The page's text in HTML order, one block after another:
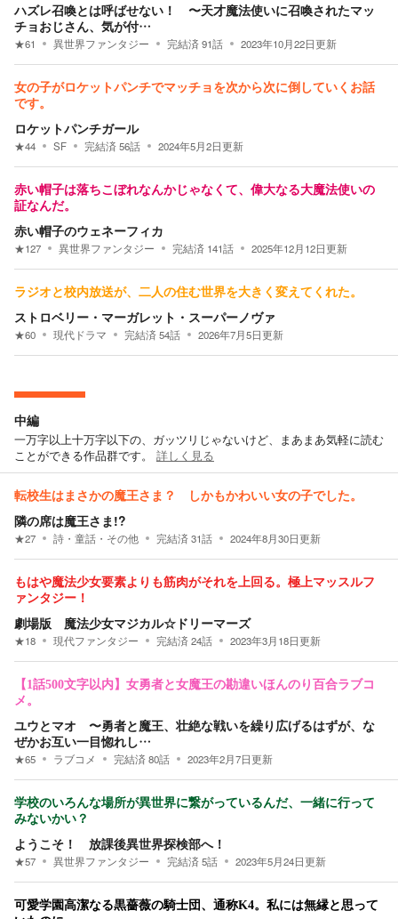
ハズレ召喚とは呼ばせない！ 〜天才魔法使いに召喚されたマッ
チョおじさん、気が付…
★61 異世界ファンタジー 完結済91話 2023年10月22日更新
女の子がロケットパンチでマッチョを次から次に倒していくお話
です。
ロケットパンチガール
★44 SF 完結済56話 2024年5月2日更新
赤い帽子は落ちこぼれなんかじゃなくて、偉大なる大魔法使いの
証なんだ。
赤い帽子のウェネーフィカ
★127 異世界ファンタジー 完結済 141話 2025年12月12日更新
ラジオと校内放送が、二人の住む世界を大きく変えてくれた。
ストロベリー・マーガレット・スーパーノヴァ
★60 現代ドラマ 完結済54話 2026年7月5日更新
中編
一万字以上十万字以下の、ガッツリじゃないけど、まあまあ気軽に読む
ことができる作品群です。
詳しく見る
転校生はまさかの魔王さま？ しかもかわいい女の子でした。
隣の席は魔王さま!?
★27 詩・童話・その他 完結済31話 2024年8月30日更新
もはや魔法少女要素よりも筋肉がそれを上回る。極上マッスルフ
ァンタジー！
劇場版 魔法少女マジカル☆ドリーマーズ
★18 現代ファンタジー 完結済24話 2023年3月18日更新
【1話500文字以内】女勇者と女魔王の勘違いほんのり百合ラブコ
メ。
ユウとマオ 〜勇者と魔王、壮絶な戦いを繰り広げるはずが、な
ぜかお互い一目惚れし…
★65 ラブコメ 完結済80話 2023年2月7日更新
学校のいろんな場所が異世界に繋がっているんだ、一緒に行って
みないかい？
ようこそ！ 放課後異世界探検部へ！
★57 異世界ファンタジー 完結済5話 2023年5月24日更新
可愛学園高潔なる黒薔薇の騎士団、通称K4。私には無縁と思って